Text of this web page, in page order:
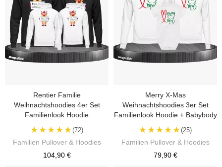
Rentier Familie
Weihnachtshoodies 4er Set
Familienlook Hoodie
★★★★★(72)
Familien Pullover & Hoodies
104,90 €
Merry X-Mas
Weihnachtshoodies 3er Set
Familienlook Hoodie + Babybody
★★★★★(25)
Familien Pullover & Hoodies
79,90 €